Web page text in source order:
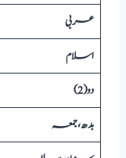
عربی
اسلام
دو (2)
بدھ، جمعہ